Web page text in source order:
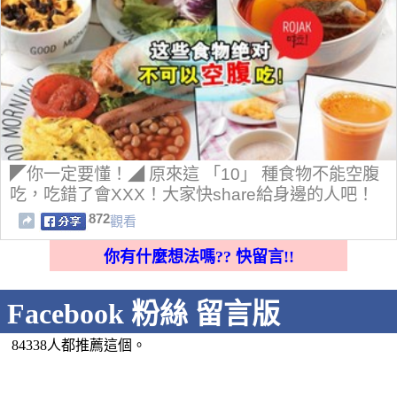
◤你一定要懂！◢ 原來這 「10」 種食物不能空腹
吃，吃錯了會XXX！大家快share給身邊的人吧！
872觀看
你有什麼想法嗎?? 快留言!!
Facebook 粉絲 留言版
84338人都推薦這個。